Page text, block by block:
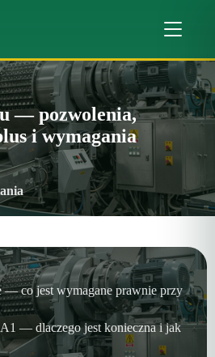
— pozwolenia,
i wymagania
— co jest wymagane prawnie przy
— dlaczego jest konieczna i jak